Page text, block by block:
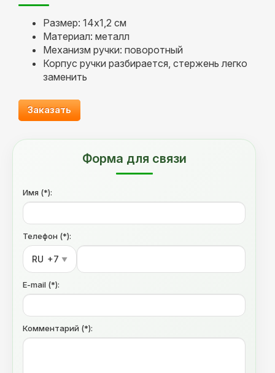
Размер: 14х1,2 см
Материал: металл
Механизм ручки: поворотный
Корпус ручки разбирается, стержень легко
заменить
Заказать
Форма для связи
Имя (*):
Телефон (*):
RU +7 ▼
E-mail (*):
Комментарий (*):